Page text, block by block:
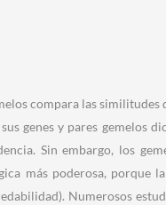
compara las
genes y pares gemelos
Sin embargo, los
más poderosa, porque
Numerosos